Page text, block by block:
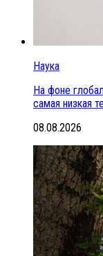
Наука
На фоне
самая низкая
08.08.2026